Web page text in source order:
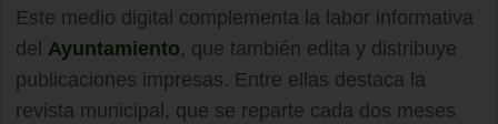
Este medio digital complementa la labor informativa
del Ayuntamiento, que también edita y distribuye
publicaciones impresas. Entre ellas destaca la
revista municipal, que se reparte cada dos meses